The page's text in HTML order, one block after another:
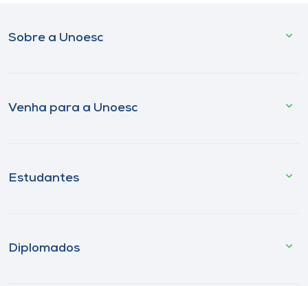
Sobre a Unoesc
Venha para a Unoesc
Estudantes
Diplomados